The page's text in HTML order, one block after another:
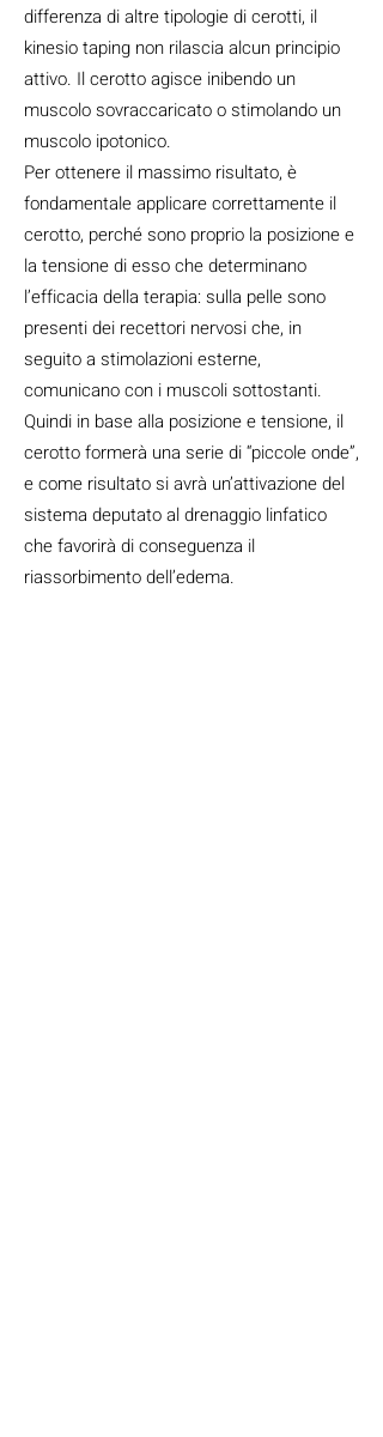
differenza di altre tipologie di cerotti, il
kinesio taping non rilascia alcun principio
attivo. Il cerotto agisce inibendo un
muscolo sovraccaricato o stimolando un
muscolo ipotonico.
Per ottenere il massimo risultato, è
fondamentale applicare correttamente il
cerotto, perché sono proprio la posizione e
la tensione di esso che determinano
l’efficacia della terapia: sulla pelle sono
presenti dei recettori nervosi che, in
seguito a stimolazioni esterne,
comunicano con i muscoli sottostanti.
Quindi in base alla posizione e tensione, il
cerotto formerà una serie di “piccole onde”,
e come risultato si avrà un’attivazione del
sistema deputato al drenaggio linfatico
che favorirà di conseguenza il
riassorbimento dell’edema.